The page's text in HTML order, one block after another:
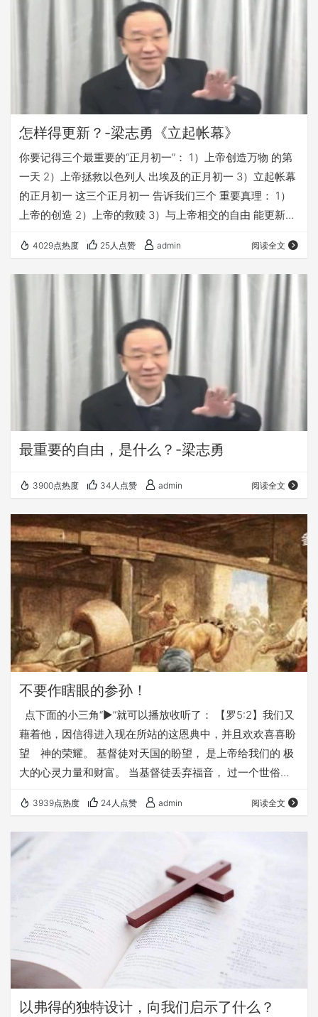
作“决志祷告”！就是…
怎样得更新？-梁志勇《立起帐幕》
你要记得三个最重要的“正月初一”： 1）上帝创造万物 的第
一天 2）上帝拯救以色列人 出埃及的正月初一 3）立起帐幕
的正月初一 这三个正月初一 告诉我们三个 重要真理： 1）
上帝的创造 2）上帝的救赎 3）与上帝相交的自由 能更新我
的人 他就是上帝的新创造 youtube链接：
https://youtu.be/frptKYh9ufs
4029点热度 25人点赞 admin 阅读全文
最重要的自由，是什么？-梁志勇
3900点热度 34人点赞 admin 阅读全文
不要作瞎眼的参孙！
点下面的小三角“►”就可以播放收听了： 【罗5:2】我们又
藉着他，因信得进入现在所站的这恩典中，并且欢欢喜喜盼
望 神的荣耀。 基督徒对天国的盼望， 是上帝给我们的 极
大的心灵力量和财富。 当基督徒丢弃福音， 过一个世俗化
望， 这个基督徒就变成了“瞎眼的参孙”。 他所有的努力 都
没有永恒价值 都不过是在戏耍他的非利士人面前， 如同驴
子一样推磨。 宗教化的基督徒 若是变成了 世俗化的基督
徒， 他们根本没有脱离律法捆绑， 而且还被世界所欺骗。
3939点热度 24人点赞 admin 阅读全文
以弗得的独特设计，向我们启示了什么？